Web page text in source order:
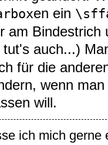
en ein
am
tut's auch...)
für die
wenn
will.
ich mich